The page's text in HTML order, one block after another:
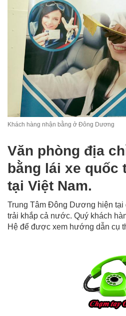
Khách hàng nhận bằng ở Đông Dương
Văn phòng địa
bằng lái xe quốc
tại Việt Nam.
Trung Tâm Đông Dương hiện tại
trải khắp cả nước. Quý khách
Hệ để được xem hướng dẫn cụ